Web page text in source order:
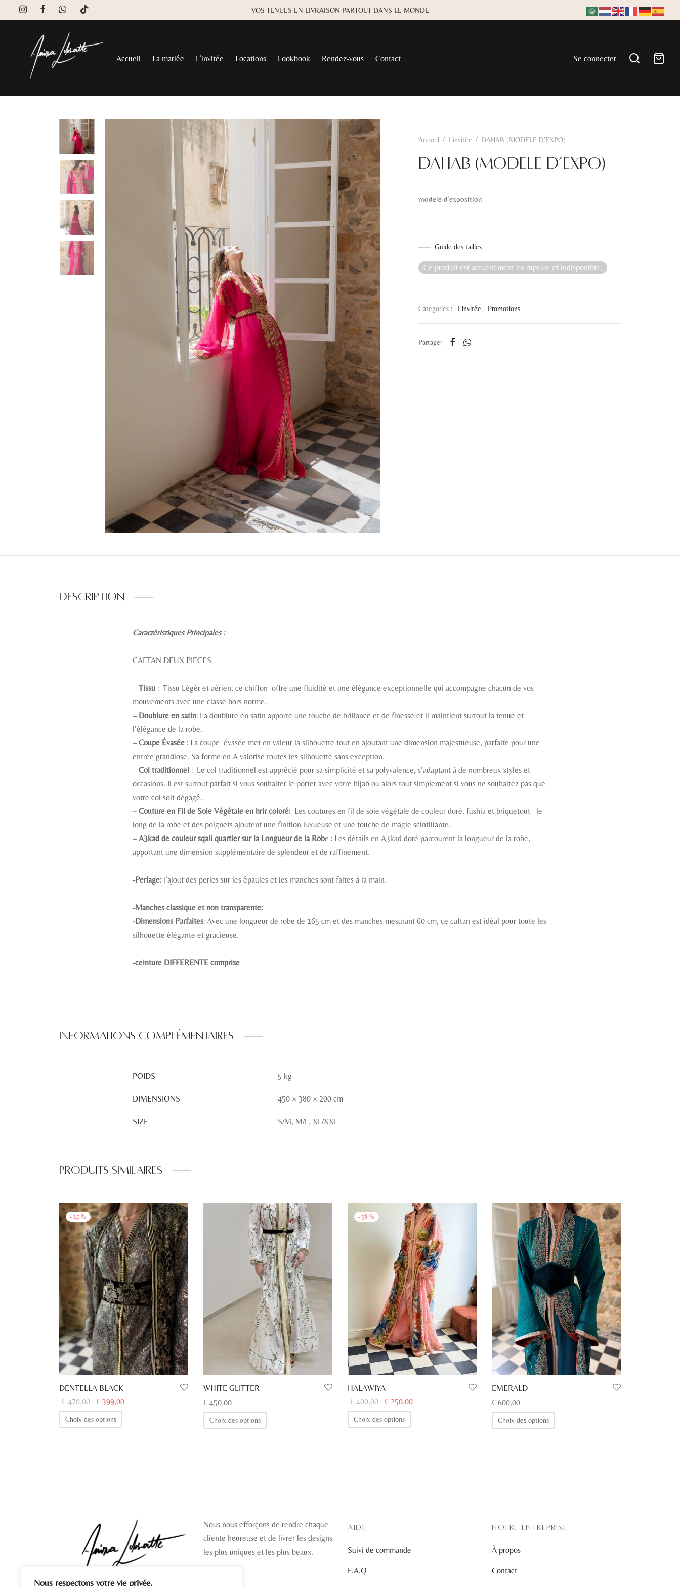
Nous respectons votre vie privée.
VOS TENUES EN LIVRAISON PARTOUT DANS LE MONDE
Accueil La mariée L’invitée Locations Lookbook Rendez-vous Contact Se connecter
Accueil / L'invitée / DAHAB (MODELE D’EXPO)
DAHAB (MODELE D’EXPO)
modele d’exposition
Guide des tailles
Ce produit est actuellement en rupture et indisponible.
Catégories : L'invitée, Promotions
Partager
Description
Caractéristiques Principales :
CAFTAN DEUX PIECES
– Tissu : Tissu Légèr et aérien, ce chiffon offre une fluidité et une élégance exceptionnelle qui accompagne chacun de vos
mouvements avec une classe hors norme.
– Doublure en satin: La doublure en satin apporte une touche de brillance et de finesse et il maintient surtout la tenue et
l’élégance de la robe.
– Coupe Évasée : La coupe évasée met en valeur la silhouette tout en ajoutant une dimension majestueuse, parfaite pour une
entrée grandiose. Sa forme en A valorise toutes les silhouette sans exception.
– Col traditionnel : Le col traditionnel est apprécié pour sa simplicité et sa polyvalence, s’adaptant à de nombreux styles et
occasions. Il est surtout parfait si vous souhaiter le porter avec votre hijab ou alors tout simplement si vous ne souhaitez pas que
votre col soit dégagé.
– Couture en Fil de Soie Végétale en hrir coloré: Les coutures en fil de soie végétale de couleur doré, fushia et briquetout le
long de la robe et des poignets ajoutent une finition luxueuse et une touche de magie scintillante.
– A3kad de couleur sqali quartier sur la Longueur de la Robe : Les détails en A3kad doré parcourent la longueur de la robe,
apportant une dimension supplémentaire de splendeur et de raffinement.
-Perlage:l’ajout des perles sur les épaules et les manches sont faites à la main.
-Manches classique et non transparente:
-Dimensions Parfaites: Avec une longueur de robe de 165 cm et des manches mesurant 60 cm, ce caftan est idéal pour toute les
silhouette élégante et gracieuse.
-ceinture DIFFERENTE comprise
Informations complémentaires
POIDS 5 kg
DIMENSIONS 450 × 380 × 200 cm
SIZE S/M, M/L, XL/XXL
Produits similaires
- 15 %
DENTELLA BLACK
€470,00
Le prix
initial
était :
€ 399,00
Choix des options
produit
être
choisies
sur
la
page
WHITE GLITTER
€ 450,00
Choix des options
produit
être
choisies
sur
- 38 %
HALAWIYA
€400,00
Le prix
initial
était :
€ 250,00
Choix des options
produit
sur
EMERALD
€ 600,00
Choix des options
produit
être
Nous nous efforçons de rendre chaque
cliente heureuse et de livrer les designs
les plus uniques et les plus beaux.
AIDE
Suivi de commande
F.A.Q
NOTRE ENTREPRISE
À propos
Contact